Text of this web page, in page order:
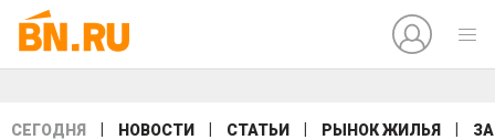
СЕГОДНЯ НОВОСТИ СТАТЬИ РЫНОК ЖИЛЬЯ